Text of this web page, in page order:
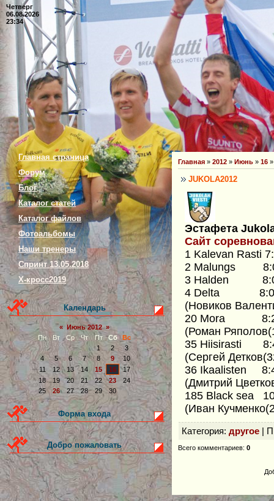
Четверг
06.08.2026
23:34
Главная страница
Форум
Блог
Каталог статей
Каталог файлов
Фотоальбомы
Наши тренеры
Спринт 13.05.2018
Х-кросс2019
Календарь
« Июнь 2012 »
Пн
Вт Ср Чт Пт Сб
Вс
1
2
3
4
5 6 7 8 9
10
11
12 13 14 15 16
17
18
19 20 21 22 23
24
25
26 27 28 29 30
Форма входа
Добро пожаловать
Главная » 2012 » Июнь » 16
JUKOLA2012
Эстафета
Сайт
1 Kalevan Rasti
2 Malungs
3 Halden
4 Delta
(Новиков
20 Mora
(Роман
35 Hiisirasti
(Сергей
36 Ikaalisten
(Дмитрий
185 Black sea
(Иван
Категория: другое |
Всего комментариев: 0